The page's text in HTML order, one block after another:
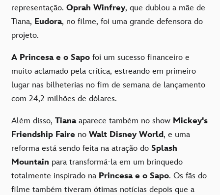
representação. Oprah Winfrey, que dublou a mãe de
Tiana, Eudora, no filme, foi uma grande defensora do
projeto.
A Princesa e o Sapo foi um sucesso financeiro e
muito aclamado pela crítica, estreando em primeiro
lugar nas bilheterias no fim de semana de lançamento
com 24,2 milhões de dólares.
Além disso, Tiana aparece também no show Mickey's
Friendship Faire no Walt Disney World, e uma
reforma está sendo feita na atração do Splash
Mountain para transformá-la em um brinquedo
totalmente inspirado na Princesa e o Sapo. Os fãs do
filme também tiveram ótimas notícias depois que a